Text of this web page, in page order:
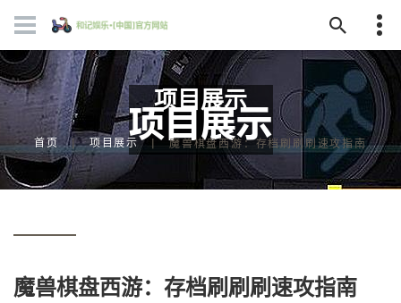
项目展示
首页 项目展示 魔兽棋盘西游：存档刷刷刷速攻指南
魔兽棋盘西游：存档刷刷刷速攻指南